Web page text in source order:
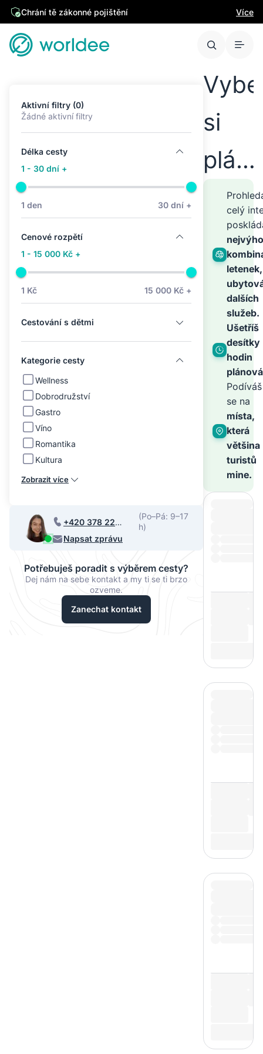
Chrání tě zákonné pojištění Více
Aktivní filtry (0)
Žádné aktivní filtry
Délka cesty
1 - 30 dní +
1 den 30 dní +
Cenové rozpětí
1 - 15 000 Kč +
1 Kč 15 000 Kč +
Cestování s dětmi
Kategorie cesty
Wellness
Dobrodružství
Gastro
Víno
Romantika
Kultura
Zobrazit více
+420 378 220
068
(Po–Pá: 9–17
h)
Napsat zprávu
Potřebuješ poradit s výběrem cesty?
Dej nám na sebe kontakt a my ti se ti brzo
ozveme.
Zanechat kontakt
si
plán
cesty
na
světě
–
je
celý
letenek,
dalších
služeb.
Ušetříš
desítky
hodin
Podíváš
se na
místa,
která
většina
turistů
mine.